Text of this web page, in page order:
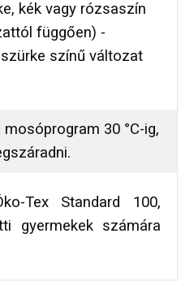
kék vagy rózsaszín
függően) -
színű változat
mosóprogram 30 °C-ig,
Tex Standard 100,
gyermekek számára